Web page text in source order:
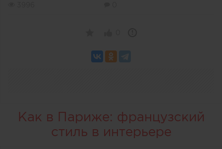
Как в Париже: французский
стиль в интерьере